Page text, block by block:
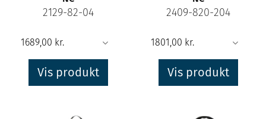
2129-82-04
Vis produkt
2409-820-204
Vis produkt